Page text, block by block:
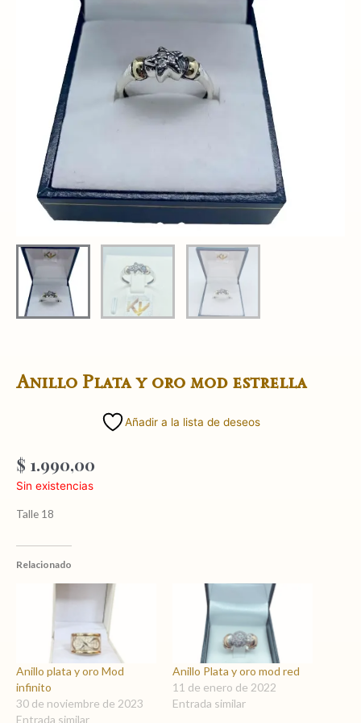
Anillo Plata y oro mod estrella
Añadir a la lista de deseos
$ 1.990,00
Sin existencias
Talle 18
Relacionado
Anillo plata y oro Mod
infinito
30 de noviembre de 2023
Entrada similar
Anillo Plata y oro mod red
11 de enero de 2022
Entrada similar